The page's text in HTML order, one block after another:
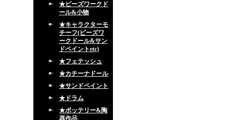
★ビーズワークド
ール&小物
★キャラクターモ
チーフ(ビーズワ
ークドール&サン
ドペイントetc)
★フェテッシュ
★カチーナドール
★サンドペイント
★ドラム
★ポッテリー&陶
器作品